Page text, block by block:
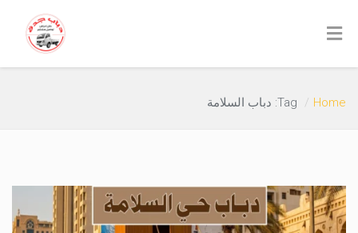
Home Tag: دباب السلامة